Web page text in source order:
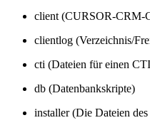
client (CURSOR-CRM-
clientlog (Verzeichnis/
cti (Dateien für einen
db (Datenbankskripte)
installer (Die Dateien